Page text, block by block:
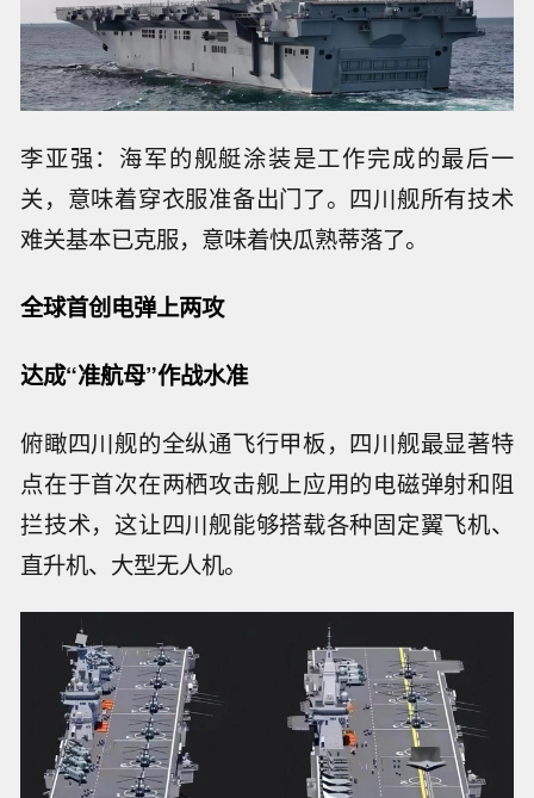
李亚强：海军的舰艇涂装是工作完成的最后一
关，意味着穿衣服准备出门了。四川舰所有技术
难关基本已克服，意味着快瓜熟蒂落了。
全球首创电弹上两攻
达成“准航母”作战水准
俯瞰四川舰的全纵通飞行甲板，四川舰最显著特
点在于首次在两栖攻击舰上应用的电磁弹射和阻
拦技术，这让四川舰能够搭载各种固定翼飞机、
直升机、大型无人机。